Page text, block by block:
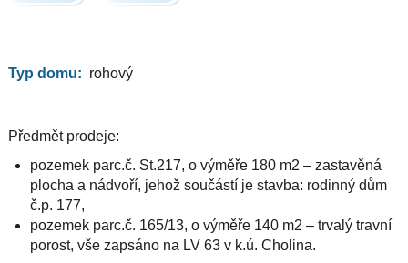
Typ domu: rohový
Předmět prodeje:
pozemek parc.č. St.217, o výměře 180 m2 – zastavěná
plocha a nádvoří, jehož součástí je stavba: rodinný dům
č.p. 177,
pozemek parc.č. 165/13, o výměře 140 m2 – trvalý travní
porost, vše zapsáno na LV 63 v k.ú. Cholina.